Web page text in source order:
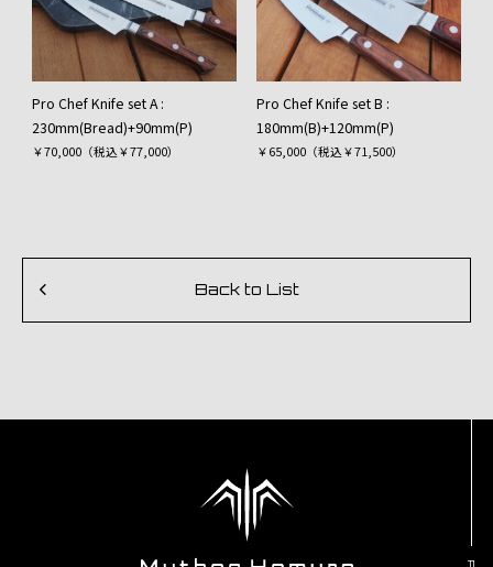
Pro Chef Knife set A :
230mm(Bread)+90mm(P)
￥70,000（税込￥77,000）
Pro Chef Knife set B :
180mm(B)+120mm(P)
￥65,000（税込￥71,500）
Back to List